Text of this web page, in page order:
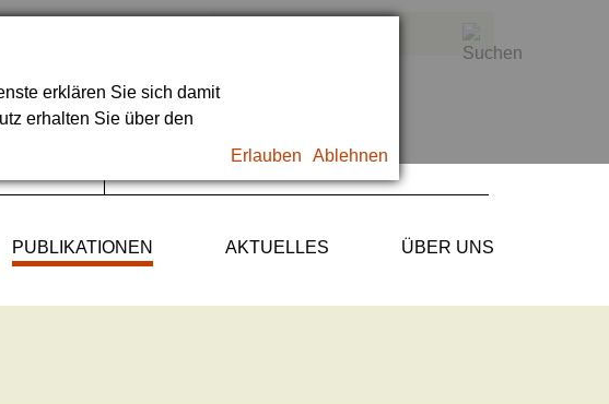
erklären Sie sich damit
erhalten Sie über den
Erlauben Ablehnen
PUBLIKATIONEN AKTUELLES ÜBER UNS